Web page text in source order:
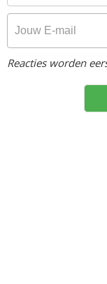
Reacties worden